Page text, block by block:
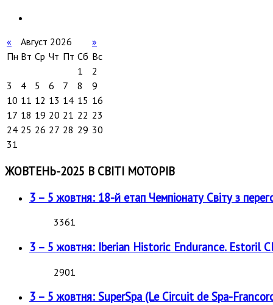
« Август 2026
»
Пн Вт Ср Чт Пт Сб Вс
1
2
3
4 5 6 7 8
9
10 11 12 13 14 15 16
17 18 19 20 21 22 23
24 25 26 27 28 29 30
31
ЖОВТЕНЬ-2025 В СВІТІ МОТОРІВ
3 – 5 жовтня: 18-й етап Чемпіонату Світу з
3361
3 – 5 жовтня: Iberian Historic Endurance. Estoril
2901
3 – 5 жовтня: SuperSpa (Le Circuit de Spa-